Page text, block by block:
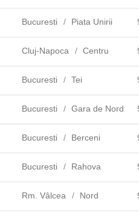
Bucuresti Piata Unirii
Cluj-Napoca Centru
Bucuresti Tei
Bucuresti Gara de Nord
Bucuresti Berceni
Bucuresti Rahova
Rm. Vâlcea Nord